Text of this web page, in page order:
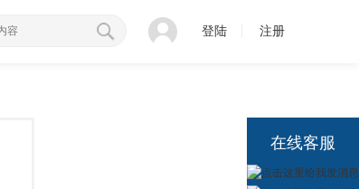
登陆 注册
在线客服